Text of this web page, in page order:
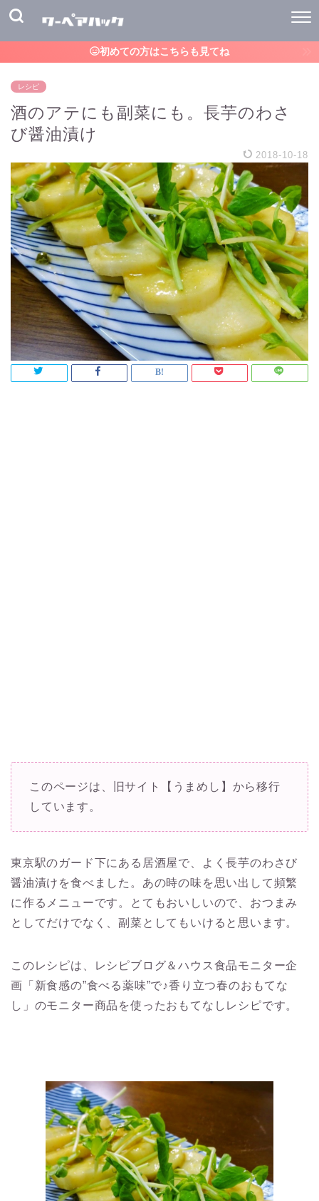
初めての方はこちらも見てね
レシピ
酒のアテにも副菜にも。長芋のわさ
び醤油漬け
2018-10-18
このページは、旧サイト【うまめし】から移行
しています。
東京駅のガード下にある居酒屋で、よく長芋のわさび
醤油漬けを食べました。あの時の味を思い出して頻繁
に作るメニューです。とてもおいしいので、おつまみ
としてだけでなく、副菜としてもいけると思います。
このレシピは、レシピブログ＆ハウス食品モニター企
画「新食感の”食べる薬味”で♪香り立つ春のおもてな
し」のモニター商品を使ったおもてなしレシピです。